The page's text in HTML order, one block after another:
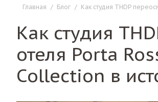
Главная / Блог / Как студия THDP
Как студия
отеля Porta
Collection в